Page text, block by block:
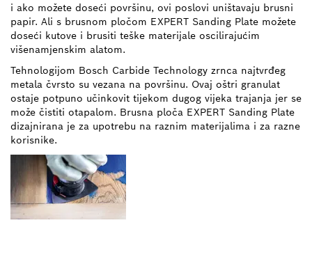
i ako možete doseći površinu, ovi poslovi uništavaju brusni
papir. Ali s brusnom pločom EXPERT Sanding Plate možete
doseći kutove i brusiti teške materijale oscilirajućim
višenamjenskim alatom.
Tehnologijom Bosch Carbide Technology zrnca najtvrđeg
metala čvrsto su vezana na površinu. Ovaj oštri granulat
ostaje potpuno učinkovit tijekom dugog vijeka trajanja jer se
može čistiti otapalom. Brusna ploča EXPERT Sanding Plate
dizajnirana je za upotrebu na raznim materijalima i za razne
korisnike.